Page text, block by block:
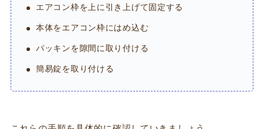
エアコン枠を上に引き上げて固定する
本体をエアコン枠にはめ込む
パッキンを隙間に取り付ける
簡易錠を取り付ける